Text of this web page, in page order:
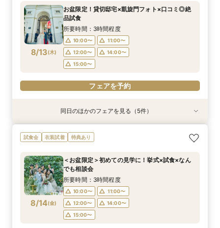
8/12(水)
10:00〜
12:00〜
14:00〜
15:00〜
フェアを予約
8/12(水)
10:00〜
12:00〜
14:00〜
15:00〜
フェアを予約
8/12(水)
10:00〜
12:00〜
14:00〜
15:00〜
フェアを予約
8/12(水)
10:00〜
12:00〜
14:00〜
15:00〜
フェアを予約
8/13(木)
お盆限定！貸切邸宅×凱旋門フォト×口コミ◎絶
品試食
所要時間：3時間程度
10:00〜
11:00〜
12:00〜
14:00〜
15:00〜
フェアを予約
特典あり
8/13(木)
【10名～におすすめ*少人数W】挙式×会食プラ
ン×おもてなし体験
10:00〜
12:00〜
14:00〜
15:00〜
フェアを予約
衣装試着 特典あり
8/13(木)
【大切な家族のペットと一緒に】限定特典付*
ペットW安心相談会
10:00〜
12:00〜
14:00〜
15:00〜
フェアを予約
衣装試着 特典あり
8/13(木)
＜初めての式場見学＞心躍る花嫁の第一歩♪ゆっ
たり相談＆見学会
10:00〜
12:00〜
14:00〜
15:00〜
フェアを予約
8/13(木)
【遠方の方◎オンライン相談会】スマホで簡単！
豪華5大特典付き
10:00〜
12:00〜
14:00〜
15:00〜
フェアを予約
衣装試着 特典あり
8/13(木)
【大切な家族のペットと一緒に】限定特典付*
ペットW安心相談会
10:00〜
12:00〜
14:00〜
15:00〜
フェアを予約
同日のほかのフェアを見る（5件）
試食会 衣装試着 特典あり
8/14(金)
＜お盆限定＞初めての見学に！挙式×試食×なん
でも相談会
所要時間：3時間程度
10:00〜
11:00〜
12:00〜
14:00〜
15:00〜